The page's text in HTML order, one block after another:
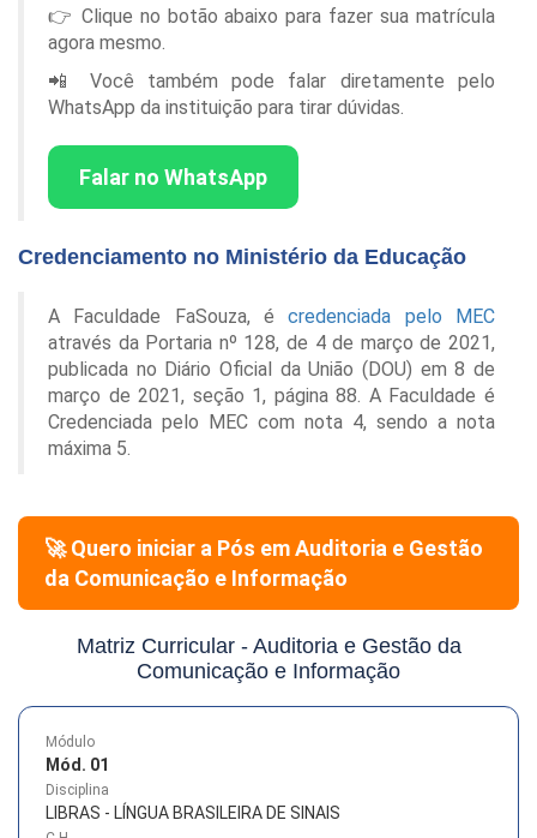
👉 Clique no botão abaixo para fazer sua matrícula
agora mesmo.
📲 Você também pode falar diretamente pelo
WhatsApp da instituição para tirar dúvidas.
Falar no WhatsApp
Credenciamento no Ministério da Educação
A Faculdade FaSouza, écredenciada pelo MEC
através da Portaria nº 128, de 4 de março de 2021,
publicada no Diário Oficial da União (DOU) em 8 de
março de 2021, seção 1, página 88. A Faculdade é
Credenciada pelo MEC com nota 4, sendo a nota
máxima 5.
🚀 Quero iniciar a Pós emAuditoria e Gestão
da Comunicação e Informação
Matriz Curricular - Auditoria e Gestão da
Comunicação e Informação
Módulo
Mód. 01
Disciplina
LIBRAS - LÍNGUA BRASILEIRA DE SINAIS